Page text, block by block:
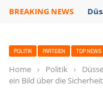
BREAKING NEWS
POLITIK PARTEIEN TOP NEWS
Home › Politik ›
ein Bild über die